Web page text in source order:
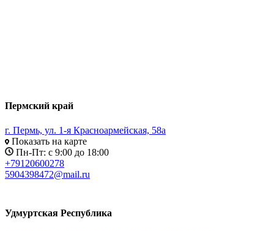
Пермский край
г. Пермь, ул. 1-я Красноармейская, 58а
Показать на карте
Пн-Пт: с 9:00 до 18:00
+79120600278
5904398472@mail.ru
Удмуртская Республика